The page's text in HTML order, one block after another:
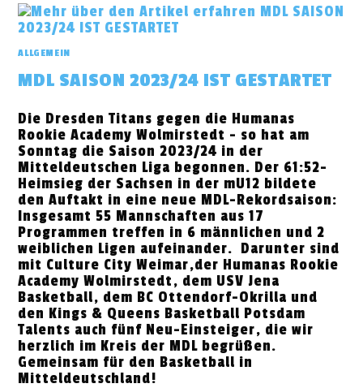
WEIMAR
ALLGEMEIN
MDL SAISON 2023/24 IST GESTARTET
Die Dresden Titans gegen die Humanas
Rookie Academy Wolmirstedt - so hat am
Sonntag die Saison 2023/24 in der
Mitteldeutschen Liga begonnen. Der 61:52-
Heimsieg der Sachsen in der mU12 bildete
den Auftakt in eine neue MDL-Rekordsaison:
Insgesamt 55 Mannschaften aus 17
Programmen treffen in 6 männlichen und 2
weiblichen Ligen aufeinander. Darunter sind
mit Culture City Weimar,der Humanas Rookie
Academy Wolmirstedt, dem USV Jena
Basketball, dem BC Ottendorf-Okrilla und
den Kings & Queens Basketball Potsdam
Talents auch fünf Neu-Einsteiger, die wir
herzlich im Kreis der MDL begrüßen.
Gemeinsam für den Basketball in
Mitteldeutschland!